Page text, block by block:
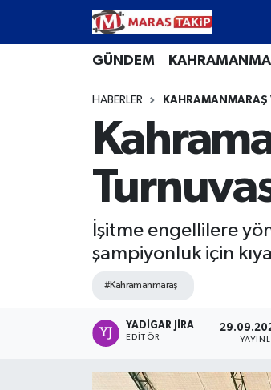
GÜNDEM
HABERLER KAHRAMANMARAŞ
İşitme engellilere
şampiyonluk için
#Kahramanmaraş
YADIGAR JIRA
EDITÖR
Kahramanmaraş Nöbetçi Eczaneler
Kahramanmaraş Hava Durumu
Kahramanmaraş Namaz Vakitleri
Kahramanmaraş Trafik Yoğunluk
Süper Lig Puan Durumu ve Fikstür
Tüm Manşetler
Haber Arşivi